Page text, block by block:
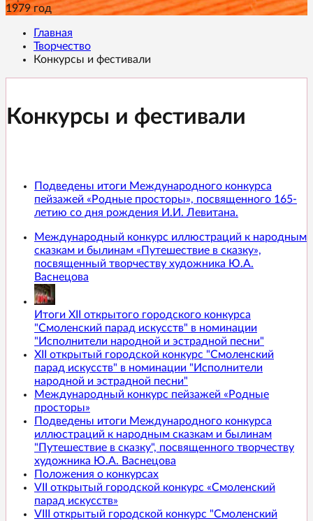
1979 год
Главная
Творчество
Конкурсы и фестивали
Конкурсы и фестивали
Подведены итоги Международного конкурса
пейзажей «Родные просторы», посвященного 165-
летию со дня рождения И.И. Левитана.
Международный конкурс иллюстраций к народным
сказкам и былинам «Путешествие в сказку»,
посвященный творчеству художника Ю.А.
Васнецова
Итоги XII открытого городского конкурса
"Смоленский парад искусств" в номинации
"Исполнители народной и эстрадной песни"
XII открытый городской конкурс "Смоленский
парад искусств" в номинации "Исполнители
народной и эстрадной песни"
Международный конкурс пейзажей «Родные
просторы»
Подведены итоги Международного конкурса
иллюстраций к народным сказкам и былинам
"Путешествие в сказку", посвященного творчеству
художника Ю.А. Васнецова
Положения о конкурсах
VII открытый городской конкурс «Смоленский
парад искусств»
VIII открытый городской конкурс "Смоленский